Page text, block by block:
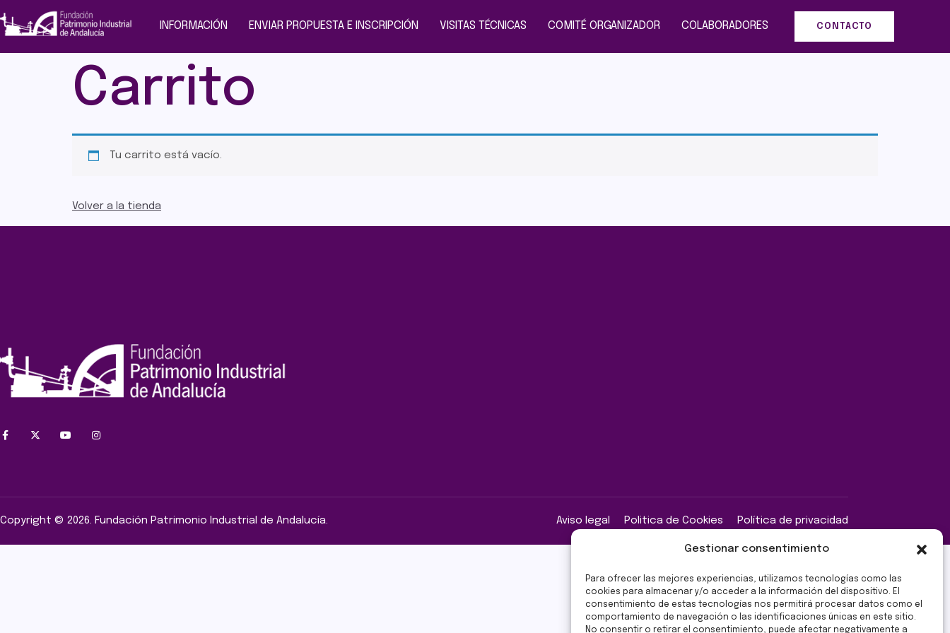
Gestionar consentimiento
Para ofrecer las mejores experiencias, utilizamos tecnologías como las
cookies para almacenar y/o acceder a la información del dispositivo. El
consentimiento de estas tecnologías nos permitirá procesar datos como el
comportamiento de navegación o las identificaciones únicas en este sitio.
No consentir o retirar el consentimiento, puede afectar negativamente a
INFORMACIÓN ENVIAR PROPUESTA E INSCRIPCIÓN VISITAS TÉCNICAS COMITÉ ORGANIZADOR COLABORADORES CONTACTO
Carrito
Tu carrito está vacío.
Volver a la tienda
Copyright © 2026. Fundación Patrimonio Industrial de Andalucía. Aviso legal Politica de Cookies Política de privacidad